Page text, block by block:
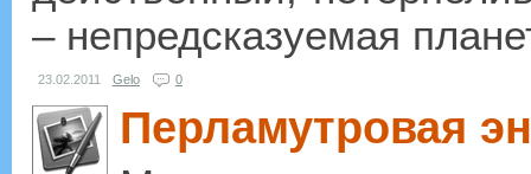
– непредсказуемая
23.02.2011 Gelo 0
Перламутровая